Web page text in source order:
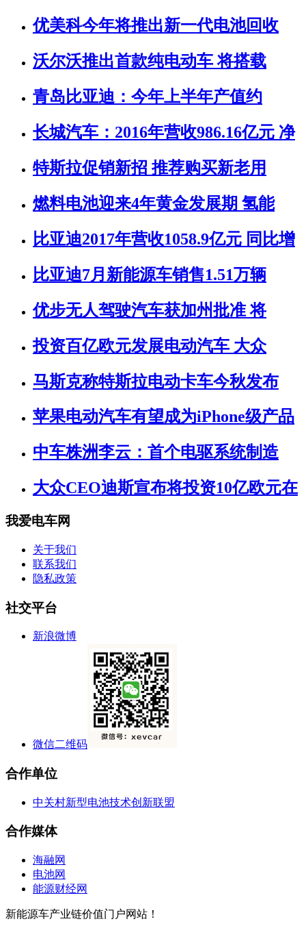
优美科今年将推出新一代电池回收
沃尔沃推出首款纯电动车 将搭载
青岛比亚迪：今年上半年产值约
长城汽车：2016年营收986.16亿元 净
特斯拉促销新招 推荐购买新老用
燃料电池迎来4年黄金发展期 氢能
比亚迪2017年营收1058.9亿元 同比增
比亚迪7月新能源车销售1.51万辆
优步无人驾驶汽车获加州批准 将
投资百亿欧元发展电动汽车 大众
马斯克称特斯拉电动卡车今秋发布
苹果电动汽车有望成为iPhone级产品
中车株洲李云：首个电驱系统制造
大众CEO迪斯宣布将投资10亿欧元在
我爱电车网
关于我们
联系我们
隐私政策
社交平台
新浪微博
微信二维码
合作单位
中关村新型电池技术创新联盟
合作媒体
海融网
电池网
能源财经网
新能源车产业链价值门户网站！